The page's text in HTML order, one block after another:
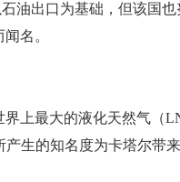
油出口为基础，但该国
名。
上最大的液化天然气
生的知名度为卡塔尔带